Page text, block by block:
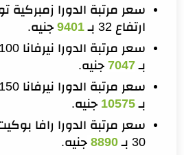
ارتفاع 32 بـ
9401 جنيه.
بـ7047 جنيه.
بـ10575 جنيه.
30 بـ
8890 جنيه.